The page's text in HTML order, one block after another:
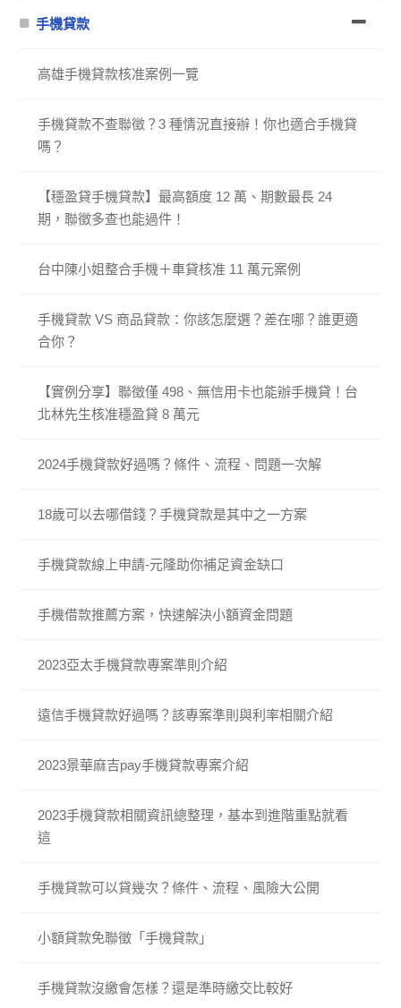
手機貸款
高雄手機貸款核准案例一覽
手機貸款不查聯徵？3 種情況直接辦！你也適合手機貸
嗎？
【穩盈貸手機貸款】最高額度 12 萬、期數最長 24
期，聯徵多查也能過件！
台中陳小姐整合手機＋車貸核准 11 萬元案例
手機貸款 VS 商品貸款：你該怎麼選？差在哪？誰更適
合你？
【實例分享】聯徵僅 498、無信用卡也能辦手機貸！台
北林先生核准穩盈貸 8 萬元
2024手機貸款好過嗎？條件、流程、問題一次解
18歲可以去哪借錢？手機貸款是其中之一方案
手機貸款線上申請-元隆助你補足資金缺口
手機借款推薦方案，快速解決小額資金問題
2023亞太手機貸款專案準則介紹
遠信手機貸款好過嗎？該專案準則與利率相關介紹
2023景華麻吉pay手機貸款專案介紹
2023手機貸款相關資訊總整理，基本到進階重點就看
這
手機貸款可以貸幾次？條件、流程、風險大公開
小額貸款免聯徵「手機貸款」
手機貸款沒繳會怎樣？還是準時繳交比較好